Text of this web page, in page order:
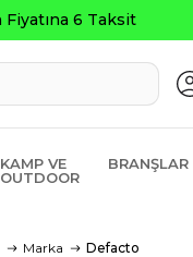
Seçili Ürünlerde
KAMP VE
OUTDOOR
BRANŞLAR
Marka Defacto